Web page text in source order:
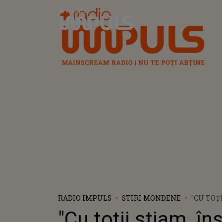
Radio Impuls
RADIO IMPULS STIRI MONDENE
"CU
FIE